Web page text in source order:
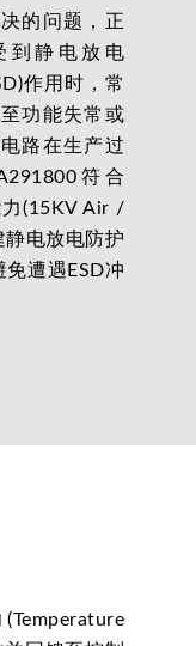
的问题，正
到静电放电
作用时，常
功能失常或
路在生产过
符合
力(15KV Air /
电放电防护
免遭遇ESD冲